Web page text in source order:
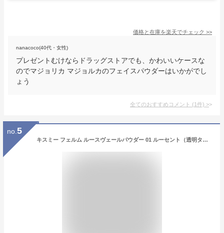
価格と在庫を楽天でチェック >>
nanacoco(40代・女性)
プレゼントむけならドラッグストアでも、かわいいケースな
のでマジョリカ マジョルカのフェイスパウダーはいかがでし
ょう
全てのおすすめコメント (1件) >
no. 5
キスミー フェルム ルースヴェールパウダー 01 ルーセント（透明タイプ） 6g フェイスパウダー アットコスメ 正規品